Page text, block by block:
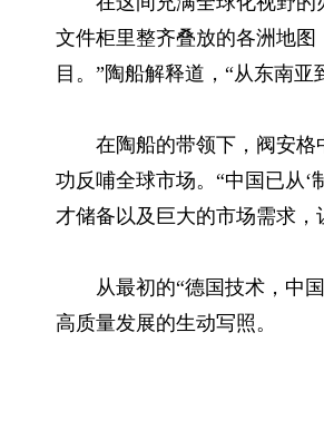
文件柜里整齐叠放的各洲地
目。”陶船解释道，“从东南
在陶船的带领下，阀安
功反哺全球市场。“中国已从‘
才储备以及巨大的市场需求
从最初的“德国技术，中
高质量发展的生动写照。